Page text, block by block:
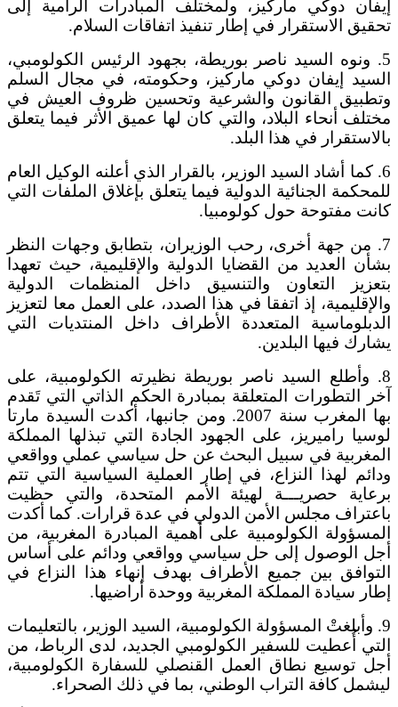
إيفان دوكي ماركيز، ولمختلف المبادرات الرامية إلى
تحقيق الاستقرار في إطار تنفيذ اتفاقات السلام.
5. ونوه السيد ناصر بوريطة، بجهود الرئيس الكولومبي،
السيد إيفان دوكي ماركيز، وحكومته، في مجال السلم
وتطبيق القانون والشرعية وتحسين ظروف العيش في
مختلف أنحاء البلاد، والتي كان لها عميق الأثر فيما يتعلق
بالاستقرار في هذا البلد.
6. كما أشاد السيد الوزير، بالقرار الذي أعلنه الوكيل العام
للمحكمة الجنائية الدولية فيما يتعلق بإغلاق الملفات التي
كانت مفتوحة حول كولومبيا.
7. من جهة أخرى، رحب الوزيران، بتطابق وجهات النظر
بشأن العديد من القضايا الدولية والإقليمية، حيث تعهدا
بتعزيز التعاون والتنسيق داخل المنظمات الدولية
والإقليمية، إذ اتفقا في هذا الصدد، على العمل معا لتعزيز
الدبلوماسية المتعددة الأطراف داخل المنتديات التي
يشارك فيها البلدين.
8. وأطلع السيد ناصر بوريطة نظيرته الكولومبية، على
آخر التطورات المتعلقة بمبادرة الحكم الذاتي التي تَقدم
بها المغرب سنة 2007. ومن جانبها، أكدت السيدة مارتا
لوسيا راميريز، على الجهود الجادة التي تبذلها المملكة
المغربية في سبيل البحث عن حل سياسي عملي وواقعي
ودائم لهذا النزاع، في إطار العملية السياسية التي تتم
برعاية حصريـــة لهيئة الأمم المتحدة، والتي حظيت
باعتراف مجلس الأمن الدولي في عدة قرارات. كما أكدت
المسؤولة الكولومبية على أهمية المبادرة المغربية، من
أجل الوصول إلى حل سياسي وواقعي ودائم على أساس
التوافق بين جميع الأطراف بهدف إنهاء هذا النزاع في
إطار سيادة المملكة المغربية ووحدة أراضيها.
9. وأبلغتْ المسؤولة الكولومبية، السيد الوزير، بالتعليمات
التي أُعطيت للسفير الكولومبي الجديد، لدى الرباط، من
أجل توسيع نطاق العمل القنصلي للسفارة الكولومبية،
ليشمل كافة التراب الوطني، بما في ذلك الصحراء.